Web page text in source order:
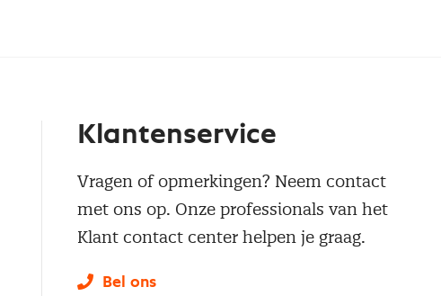
Klantenservice
Vragen of opmerkingen? Neem contact
met ons op. Onze professionals van het
Klant contact center helpen je graag.
Bel ons